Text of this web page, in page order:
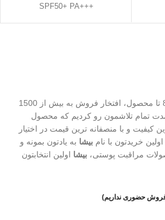
+++SPF50+ PA
، با بیش از800 تا محصول، افتخار فروش به بیش از 1500
تمام تلاشمون رو کردیم که محصول
کیفیت و با منصفانه ترین قیمت در اختیار
خریدتون با نام بیشا به یادتون بمونه و
مراقبت پوستی، بیشا اولین انتخابتون
حضوری نداریم)